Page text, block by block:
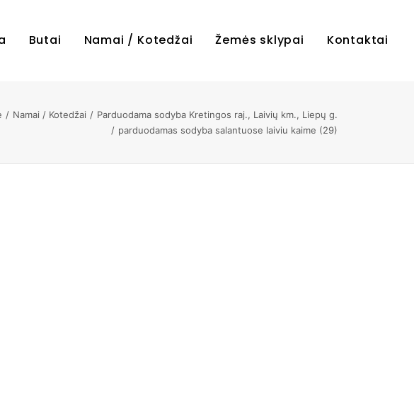
Butai Namai / Kotedžai Žemės sklypai Kontaktai
Namai / Kotedžai
Parduodama sodyba Kretingos raj., Laivių km., Liepų g.
parduodamas sodyba salantuose laiviu kaime (29)